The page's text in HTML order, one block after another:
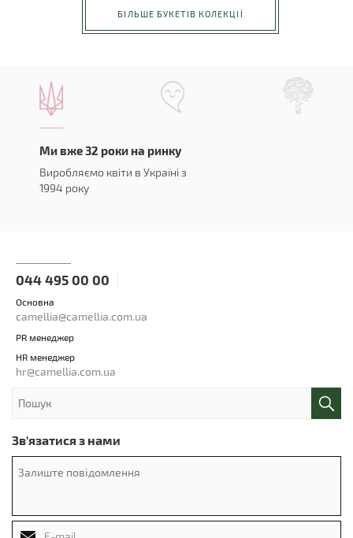
БІЛЬШЕ БУКЕТІВ КОЛЕКЦІЇ
Ми вже 32 роки на ринку
Виробляємо квіти в Україні з
1994 року
044 495 00 00
Основна
camellia@camellia.com.ua
PR менеджер
HR менеджер
hr@camellia.com.ua
Зв'язатися з нами